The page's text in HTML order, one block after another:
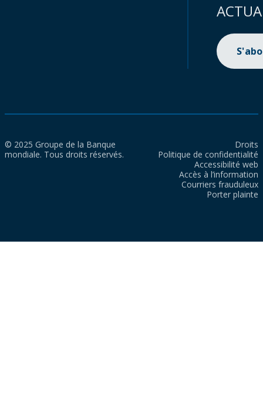
© 2025 Groupe de la Banque
mondiale. Tous droits réservés.
Droits
Politique de confidentialité
Accessibilité web
Accès à l’information
Courriers frauduleux
Porter plainte